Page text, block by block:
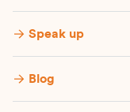
Speak up
Blog